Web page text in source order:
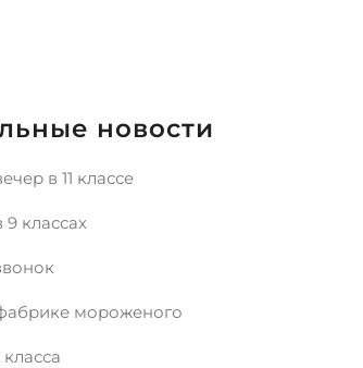
новости
в 11 классе
классах
мороженого